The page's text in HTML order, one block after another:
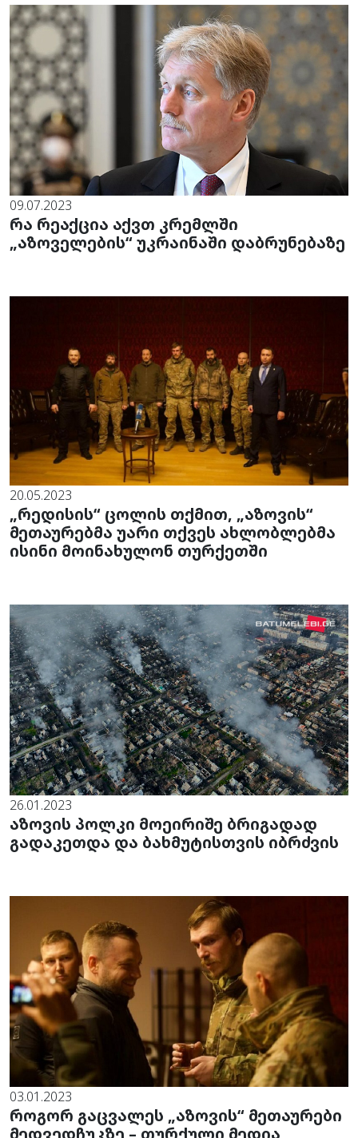
09.07.2023
რა რეაქცია აქვთ კრემლში
„აზოველების“ უკრაინაში დაბრუნებაზე
20.05.2023
„რედისის“ ცოლის თქმით, „აზოვის“
მეთაურებმა უარი თქვეს ახლობლებმა
ისინი მოინახულონ თურქეთში
26.01.2023
აზოვის პოლკი მოეირიშე ბრიგადად
გადაკეთდა და ბახმუტისთვის იბრძვის
03.01.2023
როგორ გაცვალეს „აზოვის“ მეთაურები